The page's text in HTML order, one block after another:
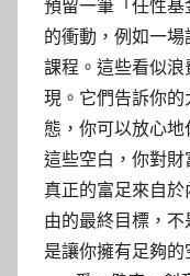
預留一筆「任性
的衝動，例如一
課程。這些看似
現。它們告訴你
態，你可以放心
這些空白，你對
真正的富足來自
由的最終目標，
是讓你擁有足夠